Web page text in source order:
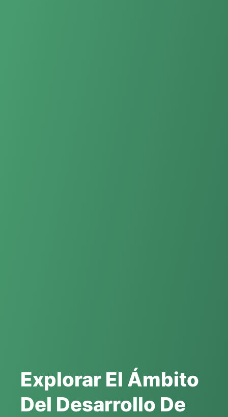
Explorar El Ámbito
Del Desarrollo De